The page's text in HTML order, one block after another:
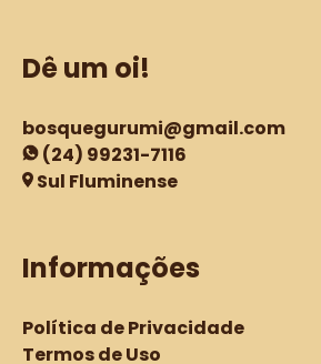
Dê um oi!
bosquegurumi@gmail.com
(24) 99231-7116
Sul Fluminense
Informações
Política de Privacidade
Termos de Uso